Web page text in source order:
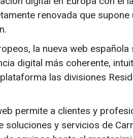
renovada que supone
la nueva web española
digital más coherente,
las divisiones
permite a clientes y
y servicios de